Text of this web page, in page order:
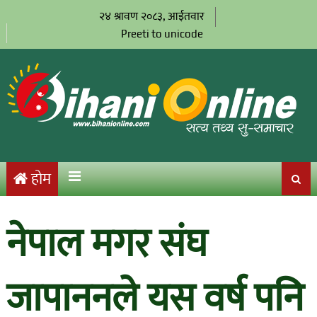
२४ श्रावण २०८३, आईतवार
Preeti to unicode
होम
नेपाल मगर संघ
जापाननले यस वर्ष पनि